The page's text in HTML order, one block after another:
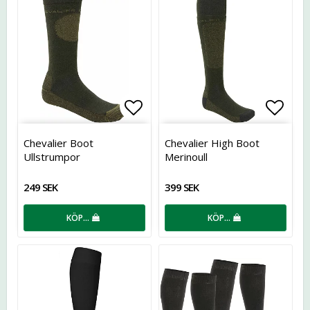
Lägg till i favoritlistan
Chevalier Boot
Ullstrumpor
249 SEK
KÖP…
Chevalier High Boot
Merinoull
399 SEK
KÖP…